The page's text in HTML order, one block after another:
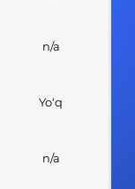
n/a
Yo‘q
n/a